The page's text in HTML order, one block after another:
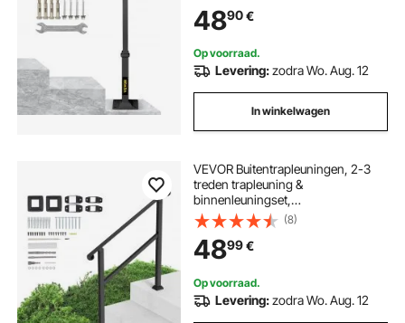
Tuinen, Woongebouwen,
Commerciële Kantoorgebouwen,
Hotels
4890€
Op voorraad.
Levering:zodra Wo. Aug. 12
In winkelwagen
VEVOR Buitentrapleuningen, 2-3
treden trapleuning &
binnenleuningset,
buitentrapleuning met montageset,
leuningen voor senioren,
verandaleuning & terrasleuning,
1016 mm, zwart
(8)
4899€
Op voorraad.
Levering:zodra Wo. Aug. 12